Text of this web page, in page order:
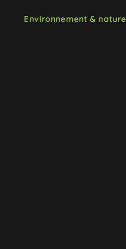
Environnement & nature